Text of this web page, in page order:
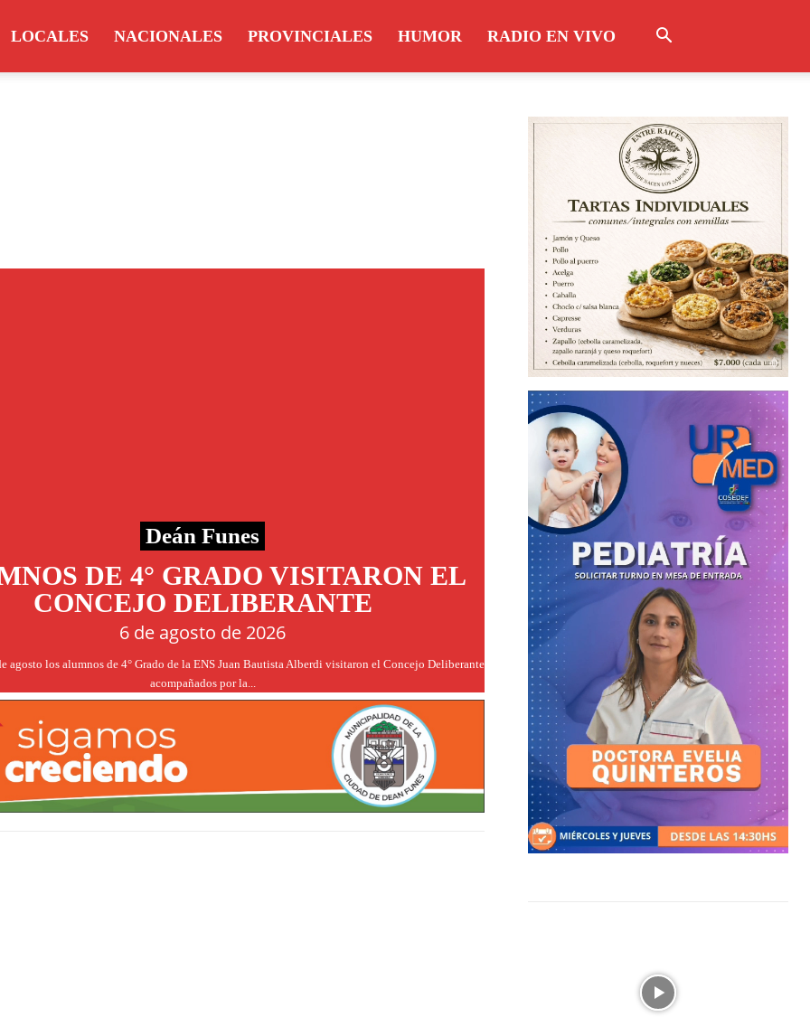
LOCALES NACIONALES PROVINCIALES HUMOR RADIO EN VIVO
Deán Funes
DE 4° GRADO VISITARON EL
CONCEJO DELIBERANTE
6 de agosto de 2026
agosto los alumnos de 4° Grado de la ENS Juan Bautista Alberdi visitaron el Concejo Deliberante
acompañados por la...